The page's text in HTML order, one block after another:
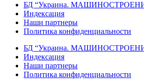
БД “Украина.
Индекcация
Наши партнеры
Политика конфиденциальности
БД “Украина.
Индекcация
Наши партнеры
Политика конфиденциальности